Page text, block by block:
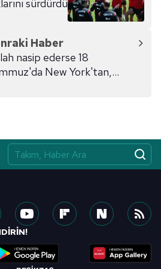
Korunması Kanunu uyarınca
Metnimizi okumak ve sitemizde
.
sürdürdü
Haber
nasip ederse 18
New York'tan,